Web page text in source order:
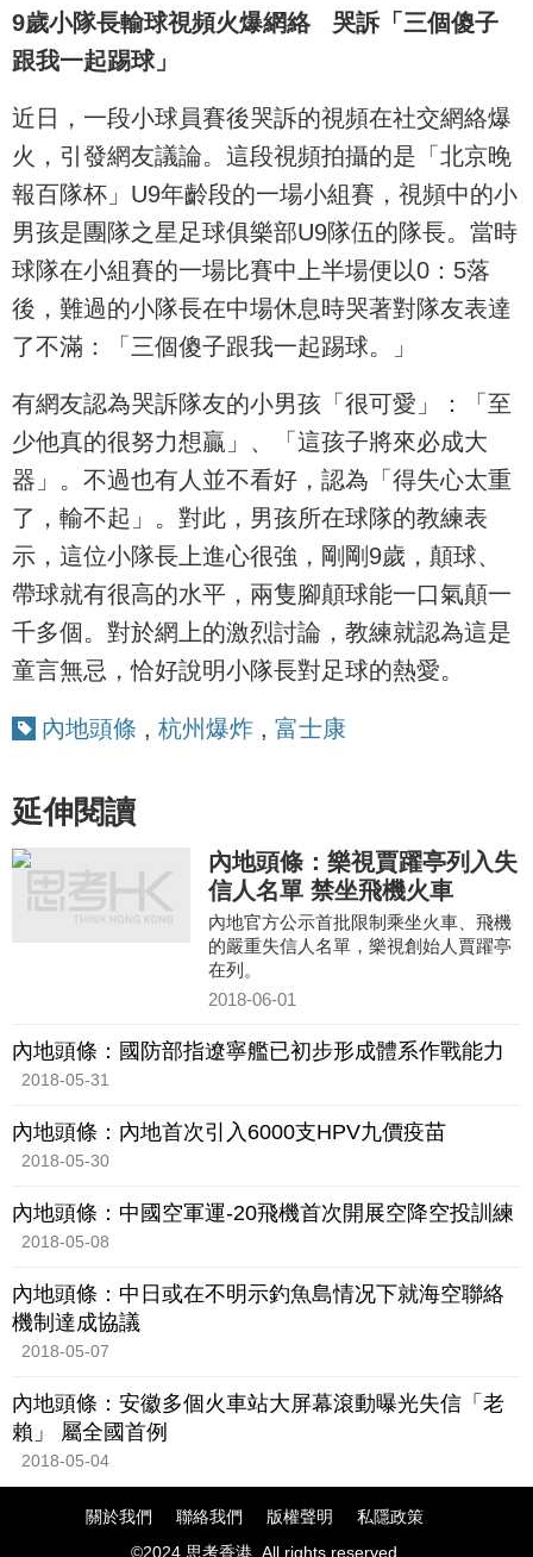
9歲小隊長輸球視頻火爆網絡 哭訴「三個傻子
跟我一起踢球」
近日，一段小球員賽後哭訴的視頻在社交網絡爆
火，引發網友議論。這段視頻拍攝的是「北京晚
報百隊杯」U9年齡段的一場小組賽，視頻中的小
男孩是團隊之星足球俱樂部U9隊伍的隊長。當時
球隊在小組賽的一場比賽中上半場便以0：5落
後，難過的小隊長在中場休息時哭著對隊友表達
了不滿：「三個傻子跟我一起踢球。」
有網友認為哭訴隊友的小男孩「很可愛」：「至
少他真的很努力想贏」、「這孩子將來必成大
器」。不過也有人並不看好，認為「得失心太重
了，輸不起」。對此，男孩所在球隊的教練表
示，這位小隊長上進心很強，剛剛9歲，顛球、
帶球就有很高的水平，兩隻腳顛球能一口氣顛一
千多個。對於網上的激烈討論，教練就認為這是
童言無忌，恰好說明小隊長對足球的熱愛。
內地頭條 , 杭州爆炸 , 富士康
延伸閱讀
內地頭條：樂視賈躍亭列入失
信人名單 禁坐飛機火車
內地官方公示首批限制乘坐火車、飛機
的嚴重失信人名單，樂視創始人賈躍亭
在列。
2018-06-01
內地頭條：國防部指遼寧艦已初步形成體系作戰能力
2018-05-31
內地頭條：內地首次引入6000支HPV九價疫苗
2018-05-30
內地頭條：中國空軍運-20飛機首次開展空降空投訓練
2018-05-08
內地頭條：中日或在不明示釣魚島情况下就海空聯絡
機制達成協議
2018-05-07
內地頭條：安徽多個火車站大屏幕滾動曝光失信「老
賴」 屬全國首例
2018-05-04
關於我們 聯絡我們 版權聲明
私隱政策
©2024 思考香港. All rights reserved.